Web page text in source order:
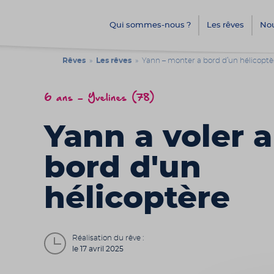
Qui sommes-nous ? Les rêves
Rêves » Les rêves » Yann – monter a bord d’un
6 ans - Yvelines (78)
Yann a voler a
bord d'un
hélicoptère
Réalisation du rêve :
le 17 avril 2025